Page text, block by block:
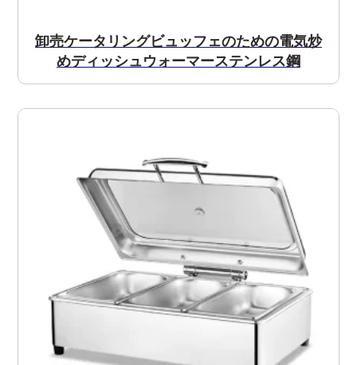
卸売ケータリングビュッフェのための電気炒
めディッシュウォーマーステンレス鋼